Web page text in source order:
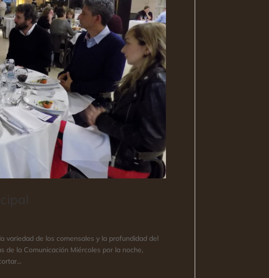
variedad de los comensales y la profundidad del
de la Comunicación Miércoles por la noche,